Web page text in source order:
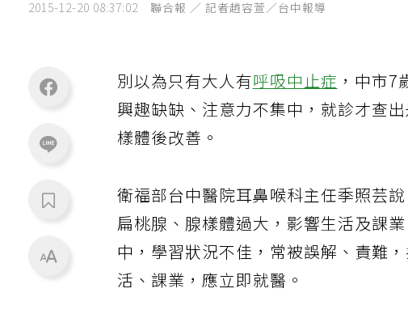
2015-12-20 08:37:02 聯合報 ／ 記者趙容萱／台中報導
別以為只有大人有呼吸中止症 ，中市7
興趣缺缺、注意力不集中，就診才查
樣體後改善。
衛福部台中醫院耳鼻喉科主任季照芸
扁桃腺、腺樣體過大，影響生活及課
中，學習狀況不佳，常被誤解、責難
活、課業，應立即就醫。